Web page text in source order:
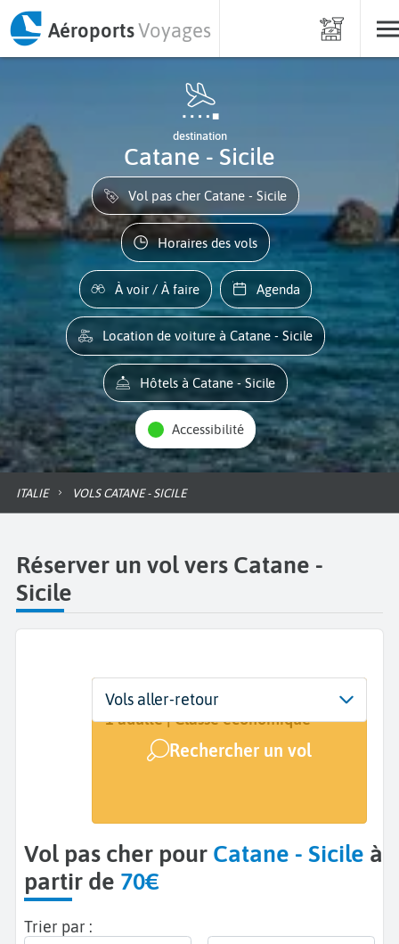
AéroportsVoyages
destination
Catane - Sicile
Vol pas cher Catane - Sicile
Horaires des vols
À voir / À faire Agenda
Location de voiture à Catane - Sicile
Hôtels à Catane - Sicile
Accessibilité
ITALIE VOLS CATANE - SICILE
Réserver un vol vers Catane -
Sicile
Départ
De...
Dates
Dates de votre voyage
Voyageurs | Classe
1 adulte | Classe économique
Rechercher un vol
Vols aller-retour
Vol pas cher pour Catane - Sicile à
partir de 70€
Trier par :